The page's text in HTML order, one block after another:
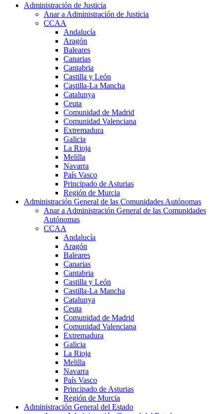
Administración de Justicia
Anar a Administración de Justicia
CCAA
Andalucía
Aragón
Baleares
Canarias
Cantabria
Castilla y León
Castilla-La Mancha
Catalunya
Ceuta
Comunidad de Madrid
Comunidad Valenciana
Extremadura
Galicia
La Rioja
Melilla
Navarra
País Vasco
Principado de Asturias
Región de Murcia
Administración General de las Comunidades Autónomas
Anar a Administración General de las Comunidades
Autónomas
CCAA
Andalucía
Aragón
Baleares
Canarias
Cantabria
Castilla y León
Castilla-La Mancha
Catalunya
Ceuta
Comunidad de Madrid
Comunidad Valenciana
Extremadura
Galicia
La Rioja
Melilla
Navarra
País Vasco
Principado de Asturias
Región de Murcia
Administración General del Estado